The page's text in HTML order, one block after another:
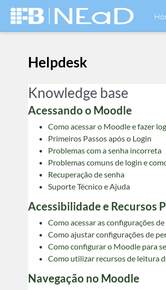
Skip to main content
Helpdesk
Knowledge base
Acessando o Moodle
Como acessar o Moodle e fazer
Primeiros Passos após o Login
Problemas com a senha incorreta
Problemas comuns de login e
Recuperação de senha
Suporte Técnico e Ajuda
Acessibilidade e Recursos
Como acessar as configurações
Como ajustar configurações de
Como configurar o Moodle para
Como utilizar recursos de leitura
Navegação no Moodle